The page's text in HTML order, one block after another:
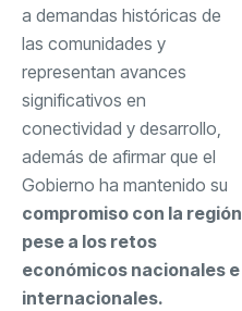
a demandas históricas de
las comunidades y
representan avances
significativos en
conectividad y desarrollo,
además de afirmar que el
Gobierno ha mantenido su
compromiso con la región
pese a los retos
económicos nacionales e
internacionales.